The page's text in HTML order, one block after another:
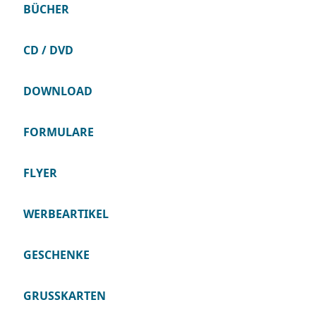
BÜCHER
CD / DVD
DOWNLOAD
FORMULARE
FLYER
WERBEARTIKEL
GESCHENKE
GRUSSKARTEN